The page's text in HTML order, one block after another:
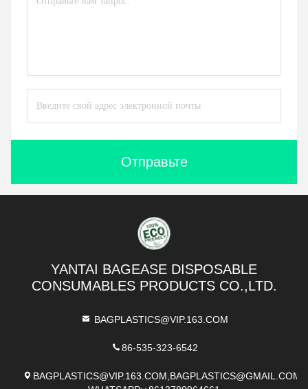
Отправьте
YANTAI BAGEASE DISPOSABLE
CONSUMABLES PRODUCTS CO.,LTD.
BAGPLASTICS@VIP.163.COM
86-535-323-6542
BAGPLASTICS@VIP.163.COM,BAGPLASTICS@GMAIL.COM